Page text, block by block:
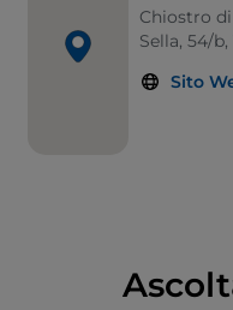
Chiostro
Sella, 54/
Sito